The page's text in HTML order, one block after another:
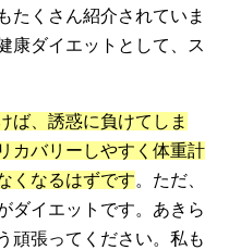
たくさん紹介されていま
康ダイエットとして、ス
ば、誘惑に負けてしま
カバリーしやすく体重計
くなるはずです。ただ、
ダイエットです。あきら
頑張ってください。私も